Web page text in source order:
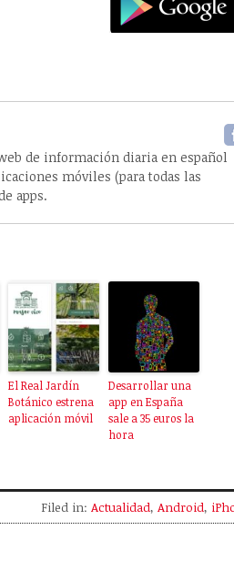
de información diaria en español
móviles (para todas las
apps.
El Real Jardín
Botánico estrena
aplicación móvil
Desarrollar una
app en España
sale a 35 euros la
hora
Filed in: Actualidad, Android,